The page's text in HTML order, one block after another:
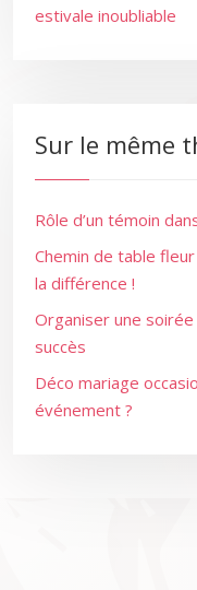
estivale inoubliable
Sur le même
Rôle d’un témoin
Chemin de table
la différence !
Organiser une
succès
Déco mariage
événement ?